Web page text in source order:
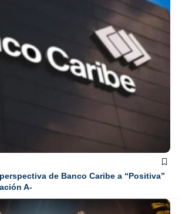
de Banco Caribe a “Positiva”
A-